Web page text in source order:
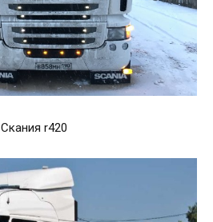
Скания r420